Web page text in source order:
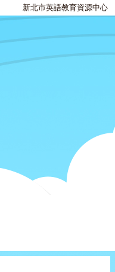
新北市英語教育資源中心